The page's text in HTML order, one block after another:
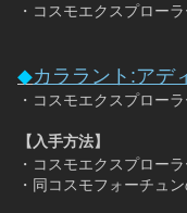
・コスモエクスプロー
◆カララント:アデ
・コスモエクスプロー
【入手方法】
・コスモエクスプロー
・同コスモフォーチュ